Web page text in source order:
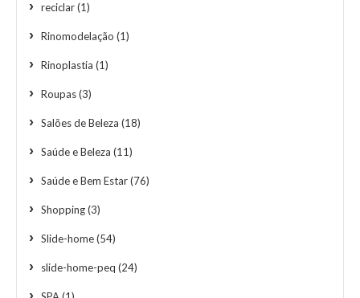
reciclar(1)
Rinomodelação (1)
Rinoplastia (1)
Roupas(3)
Salões de Beleza (18)
Saúde e Beleza (11)
Saúde e Bem Estar(76)
Shopping(3)
Slide-home(54)
slide-home-peq (24)